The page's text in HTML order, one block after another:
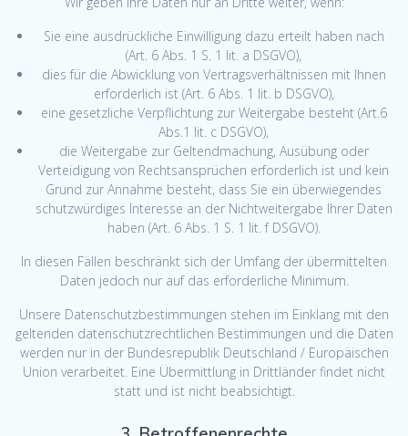
Sie eine ausdrückliche Einwilligung dazu erteilt haben nach
(Art. 6 Abs. 1 S. 1 lit. a DSGVO),
dies für die Abwicklung von Vertragsverhältnissen mit Ihnen
erforderlich ist (Art. 6 Abs. 1 lit. b DSGVO),
eine gesetzliche Verpflichtung zur Weitergabe besteht (Art.6
Abs.1 lit. c DSGVO),
die Weitergabe zur Geltendmachung, Ausübung oder
Verteidigung von Rechtsansprüchen erforderlich ist und kein
Grund zur Annahme besteht, dass Sie ein überwiegendes
schutzwürdiges Interesse an der Nichtweitergabe Ihrer Daten
haben (Art. 6 Abs. 1 S. 1 lit. f DSGVO).
In diesen Fällen beschränkt sich der Umfang der übermittelten
Daten jedoch nur auf das erforderliche Minimum.
Unsere Datenschutzbestimmungen stehen im Einklang mit den
geltenden datenschutzrechtlichen Bestimmungen und die Daten
werden nur in der Bundesrepublik Deutschland / Europäischen
Union verarbeitet. Eine Übermittlung in Drittländer findet nicht
statt und ist nicht beabsichtigt.